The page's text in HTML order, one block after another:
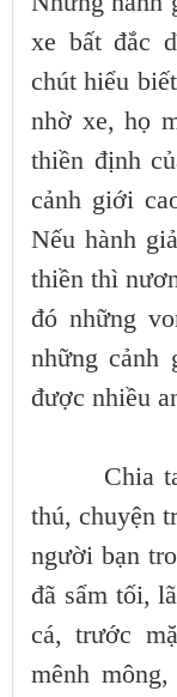
xe bất đắc
chút hiểu
nhờ xe, họ
thiền định
cảnh giới
Nếu hành
thiền thì
đó những
những cảnh
được nhiều
Chia tay
thú, chuyện
người bạn
đã sẩm tối,
cá, trước
mênh